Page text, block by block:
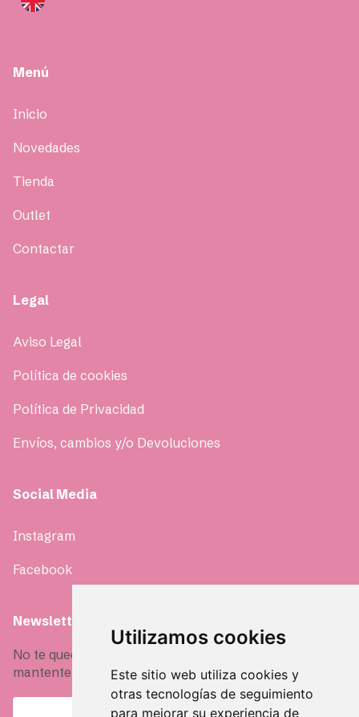
Utilizamos cookies
Este sitio web utiliza cookies y
otras tecnologías de seguimiento
para mejorar su experiencia de
Menú
Inicio
Novedades
Tienda
Outlet
Contactar
Legal
Aviso Legal
Política de cookies
Política de Privacidad
Envíos, cambios y/o Devoluciones
Social Media
Instagram
Facebook
Newsletter
No te quedes fuera, únete a nuestra comunidad y
mantente siempre informad@